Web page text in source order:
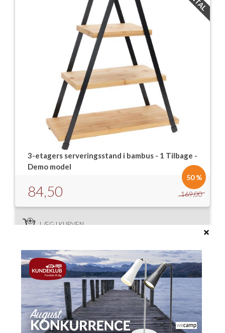
3-etagers serveringsstand i bambus - 1 Tilbage -
Demo model
169,00
84,50
50 %
LÆG I KURVEN